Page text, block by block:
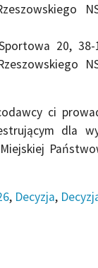
20, 38-
ci
dla
, Decyzja,